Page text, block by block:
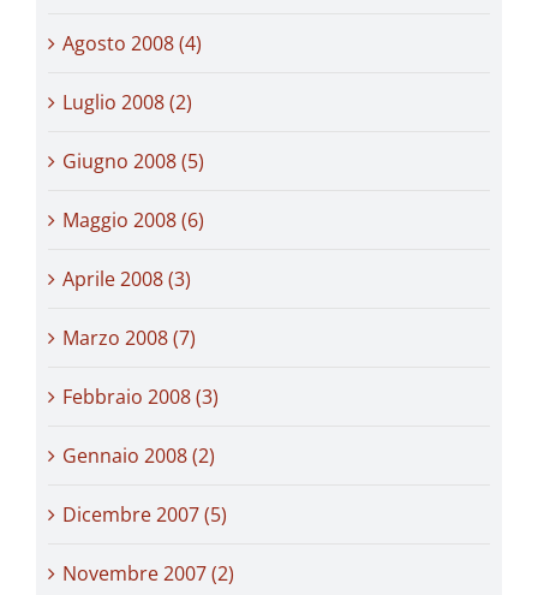
Agosto 2008 (4)
Luglio 2008 (2)
Giugno 2008 (5)
Maggio 2008 (6)
Aprile 2008 (3)
Marzo 2008 (7)
Febbraio 2008 (3)
Gennaio 2008 (2)
Dicembre 2007 (5)
Novembre 2007 (2)